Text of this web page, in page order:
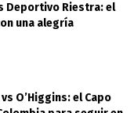
Deportivo Riestra: el
una alegría
O’Higgins: el Capo